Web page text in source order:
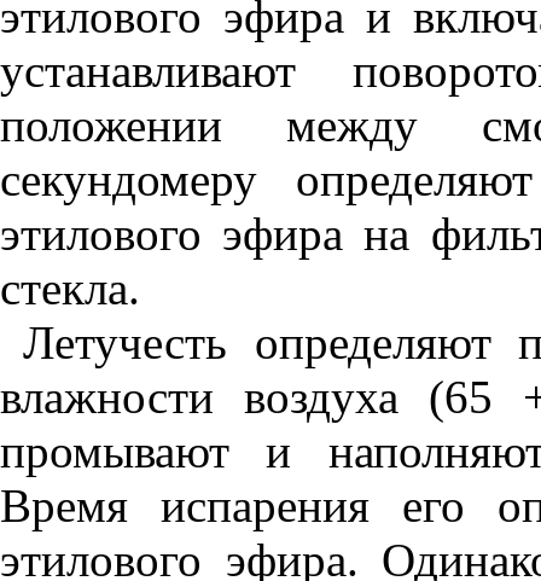
этилового эфира и
устанавливают
положении между
секундомеру
этилового эфира на
стекла.
Летучесть
влажности воздуха
промывают и
Время испарения его
этилового эфира.